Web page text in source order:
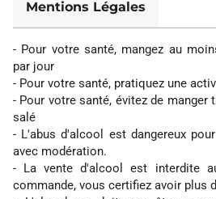
Mentions Légales
- Pour votre santé, mangez au
par jour
- Pour votre santé, pratiquez une
- Pour votre santé, évitez de manger
salé
- L'abus d'alcool est dangereux
avec modération.
- La vente d'alcool est interdite
commande, vous certifiez avoir plus